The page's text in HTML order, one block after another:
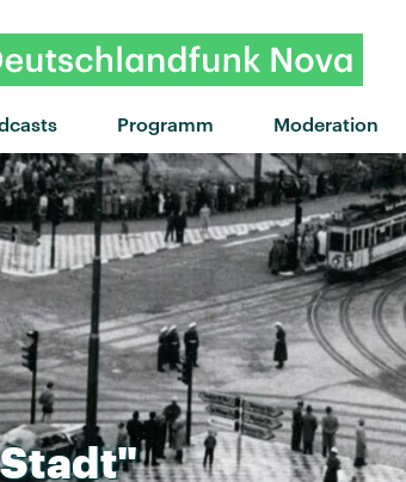
Programm Moderation
"Das perfekte Problem" von
Stadt"